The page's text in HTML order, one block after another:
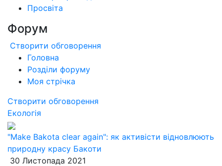
Просвіта
Форум
Створити обговорення
Головна
Розділи форуму
Моя стрічка
Створити обговорення
Екологія
"Make Bakota clear again": як активісти відновлюють
природну красу Бакоти
30 Листопада 2021